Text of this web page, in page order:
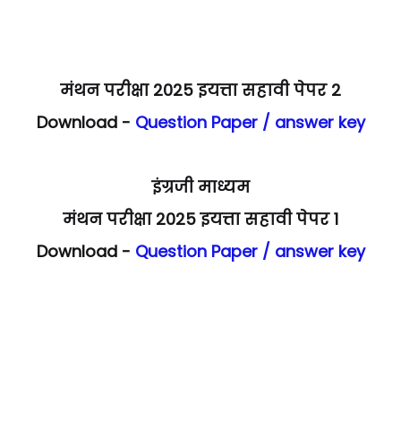
मंथन परीक्षा 2025 इयत्ता सहावी पेपर 2
Download - Question Paper / answer key
इंग्रजी माध्यम
मंथन परीक्षा 2025 इयत्ता सहावी पेपर 1
Download - Question Paper / answer key